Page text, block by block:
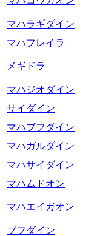
マハラギダイン
マハフレイラ
メギドラ
マハジオダイン
サイダイン
マハブフダイン
マハガルダイン
マハサイダイン
マハムドオン
マハエイガオン
ブフダイン